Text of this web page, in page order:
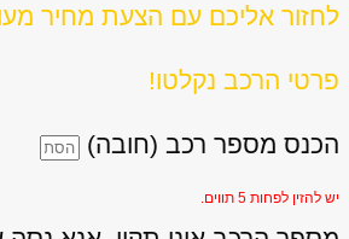
לחזור אליכם עם הצעת מחיר
פרטי הרכב נקלטו!
הכנס מספר רכב (חובה)
יש להזין לפחות 5 תווים.